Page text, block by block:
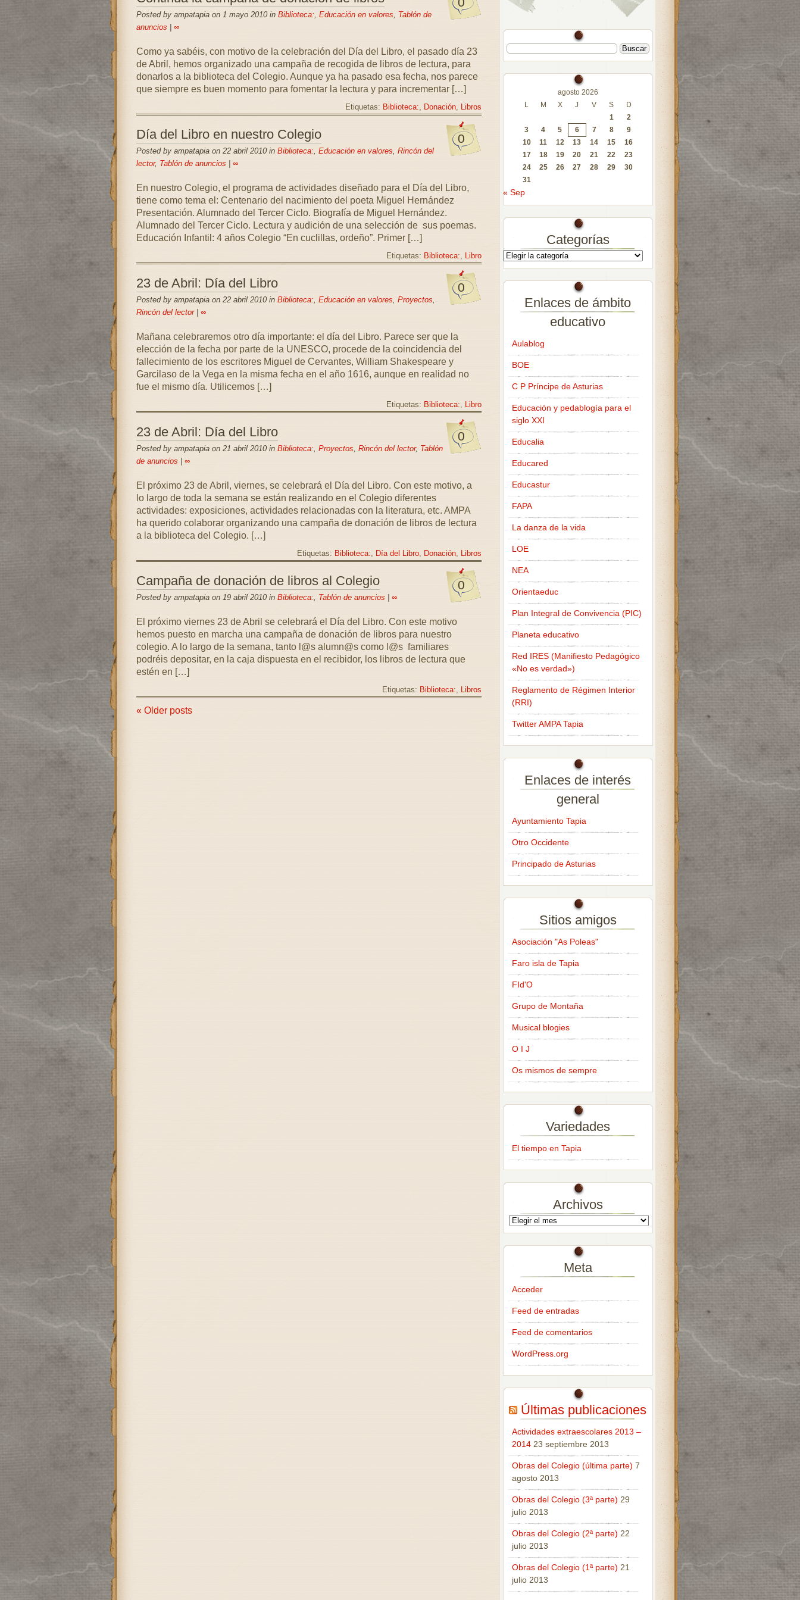
Posted by ampatapia on 1 mayo 2010 in Biblioteca:, Educación en valores, Tablón de
anuncios
∞
Como ya sabéis, con motivo de la celebración del Día del Libro, el pasado día 23
de Abril, hemos organizado una campaña de recogida de libros de lectura, para
donarlos a la biblioteca del Colegio. Aunque ya ha pasado esa fecha, nos parece
que siempre es buen momento para fomentar la lectura y para incrementar […]
Etiquetas: Biblioteca:, Donación, Libros
0
Día del Libro en nuestro Colegio
Posted by ampatapia on 22 abril 2010 in Biblioteca:, Educación en valores, Rincón del
lector, Tablón de anuncios ∞
En nuestro Colegio, el programa de actividades diseñado para el Día del Libro,
tiene como tema el: Centenario del nacimiento del poeta Miguel Hernández
Presentación. Alumnado del Tercer Ciclo. Biografía de Miguel Hernández.
Alumnado del Tercer Ciclo. Lectura y audición de una selección de sus poemas.
Educación Infantil: 4 años Colegio “En cuclillas, ordeño”. Primer […]
Etiquetas: Biblioteca:, Libro
0
23 de Abril: Día del Libro
Posted by ampatapia on 22 abril 2010 in Biblioteca:, Educación en valores, Proyectos,
Rincón del lector| ∞
Mañana celebraremos otro día importante: el día del Libro. Parece ser que la
elección de la fecha por parte de la UNESCO, procede de la coincidencia del
fallecimiento de los escritores Miguel de Cervantes, William Shakespeare y
Garcilaso de la Vega en la misma fecha en el año 1616, aunque en realidad no
fue el mismo día. Utilicemos […]
Etiquetas: Biblioteca:, Libro
0
23 de Abril: Día del Libro
Posted by ampatapia on 21 abril 2010 in Biblioteca:, Proyectos, Rincón del lector, Tablón
de anuncios
∞
El próximo 23 de Abril, viernes, se celebrará el Día del Libro. Con este motivo, a
lo largo de toda la semana se están realizando en el Colegio diferentes
actividades: exposiciones, actividades relacionadas con la literatura, etc. AMPA
ha querido colaborar organizando una campaña de donación de libros de lectura
a la biblioteca del Colegio. […]
Etiquetas: Biblioteca:, Día del Libro, Donación, Libros
0
Campaña de donación de libros al Colegio
Posted by ampatapia on 19 abril 2010 in Biblioteca:, Tablón de anuncios ∞
El próximo viernes 23 de Abril se celebrará el Día del Libro. Con este motivo
hemos puesto en marcha una campaña de donación de libros para nuestro
colegio. A lo largo de la semana, tanto l@s alumn@s como l@s familiares
podréis depositar, en la caja dispuesta en el recibidor, los libros de lectura que
estén en […]
Etiquetas: Biblioteca:, Libros
« Older posts
agosto 2026
L
M X J V S
D
1
2
3
4 5 6 7 8
9
10
11 12 13 14 15
16
17
18 19 20 21 22
23
24
25 26 27 28 29
30
31
« Sep
Categorías
Enlaces de ámbito
educativo
Aulablog
BOE
C P Príncipe de Asturias
Educación y pedablogía para el
siglo XXI
Educalia
Educared
Educastur
FAPA
La danza de la vida
LOE
NEA
Orientaeduc
Plan Integral de Convivencia (PIC)
Planeta educativo
Red IRES (Manifiesto Pedagógico
«No es verdad»)
Reglamento de Régimen Interior
(RRI)
Twitter AMPA Tapia
Enlaces de interés
general
Ayuntamiento Tapia
Otro Occidente
Principado de Asturias
Sitios amigos
Asociación "As Poleas"
Faro isla de Tapia
FId'O
Grupo de Montaña
Musical blogies
O I J
Os mismos de sempre
Variedades
El tiempo en Tapia
Archivos
Meta
Acceder
Feed de entradas
Feed de comentarios
WordPress.org
Últimas publicaciones
Actividades extraescolares 2013 –
2014 23 septiembre 2013
Obras del Colegio (última parte) 7
agosto 2013
Obras del Colegio (3ª parte) 29
julio 2013
Obras del Colegio (2ª parte) 22
julio 2013
Obras del Colegio (1ª parte) 21
julio 2013